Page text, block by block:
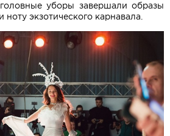
уборы завершали образы
экзотического карнавала.